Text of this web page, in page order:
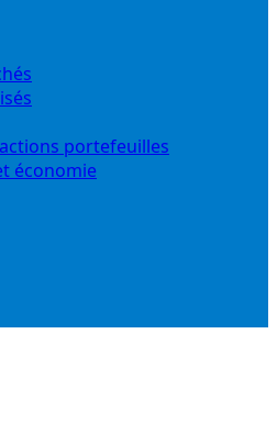
portefeuilles
économie